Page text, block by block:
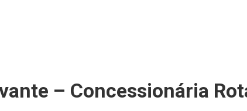
– Concessionária